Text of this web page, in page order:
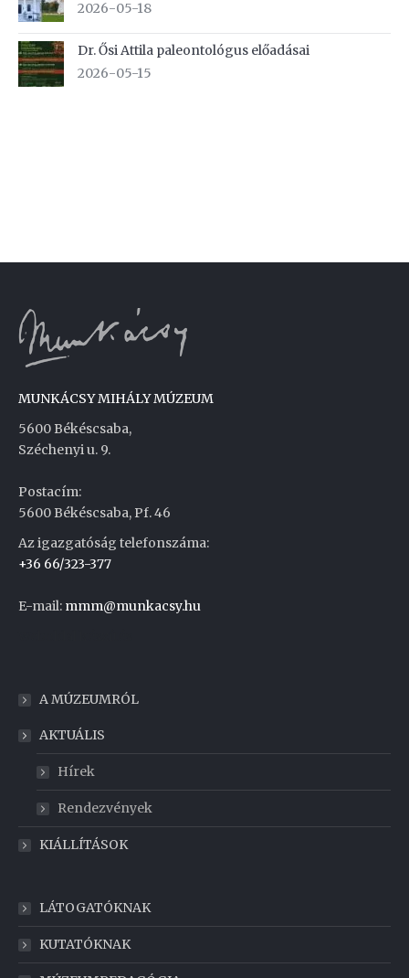
2026-05-18
Dr. Ősi Attila paleontológus előadásai
2026-05-15
MUNKÁCSY MIHÁLY MÚZEUM
5600 Békéscsaba,
Széchenyi u. 9.
Postacím:
5600 Békéscsaba, Pf. 46
Az igazgatóság telefonszáma:
+36 66/323-377
E-mail: mmm@munkacsy.hu
A MÚZEUMRÓL
AKTUÁLIS
Hírek
Rendezvények
KIÁLLÍTÁSOK
LÁTOGATÓKNAK
KUTATÓKNAK